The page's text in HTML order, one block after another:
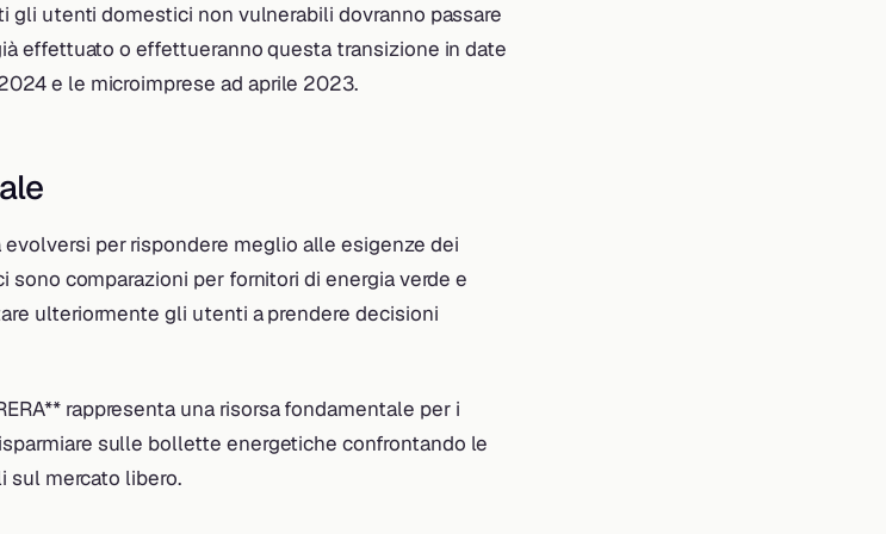
gli utenti domestici non vulnerabili dovranno passare
effettuato o effettueranno questa transizione in date
e le microimprese ad aprile 2023.
per rispondere meglio alle esigenze dei
sono comparazioni per fornitori di energia verde e
ulteriormente gli utenti a prendere decisioni
rappresenta una risorsa fondamentale per i
sulle bollette energetiche confrontando le
sul mercato libero.